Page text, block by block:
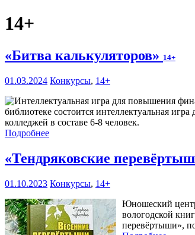
14+
«Битва калькуляторов» 14+
01.03.2024 Конкурсы, 14+
библиотеке состоится интеллектуальная
колледжей в составе 6-8 человек.
Подробнее
«Тендряковские
01.10.2023 Конкурсы, 14+
Юношеский
вологодской
перевёртыши»,